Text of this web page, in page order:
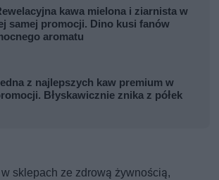
kawa mielona i ziarnista w
samej promocji. Dino kusi fanów
aromatu
z najlepszych kaw premium w
Błyskawicznie znika z półek
sklepach ze zdrową żywnością,